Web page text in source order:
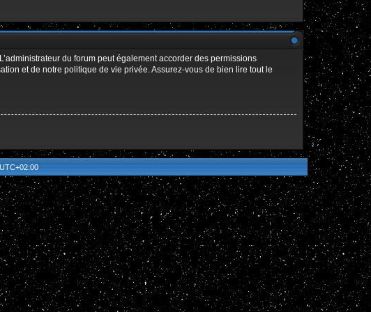
du forum peut également accorder des permissions
et de notre politique de vie privée. Assurez-vous de bien lire tout le
UTC+02:00